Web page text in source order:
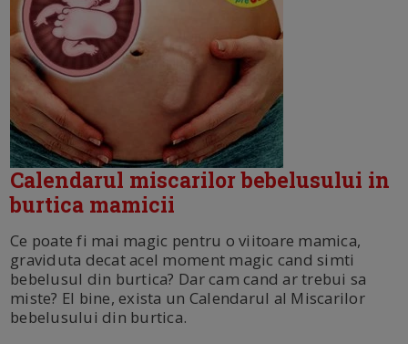
Calendarul miscarilor bebelusului in
burtica mamicii
Ce poate fi mai magic pentru o viitoare mamica,
graviduta decat acel moment magic cand simti
bebelusul din burtica? Dar cam cand ar trebui sa
miste? EI bine, exista un Calendarul al Miscarilor
bebelusului din burtica.